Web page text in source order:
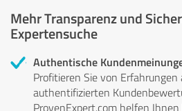
Mehr Transparenz und
Expertensuche
Authentische
Profitieren Sie von Erfahrungen
authentifizierten
ProvenExpert.com helfen